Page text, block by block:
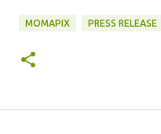
MOMAPIX PRESS RELEASE